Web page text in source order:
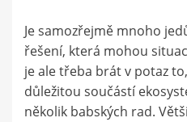
Je samozřejmě mnoho
řešení, která mohou
je ale třeba brát v potaz
důležitou součástí
několik babských rad.